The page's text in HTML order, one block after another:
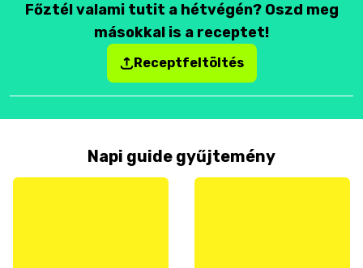
Főztél valami tutit a hétvégén? Oszd meg
másokkal is a receptet!
Receptfeltöltés
Napi guide gyűjtemény